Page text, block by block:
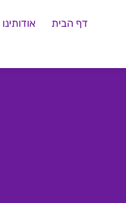
דף הבית אודותינו